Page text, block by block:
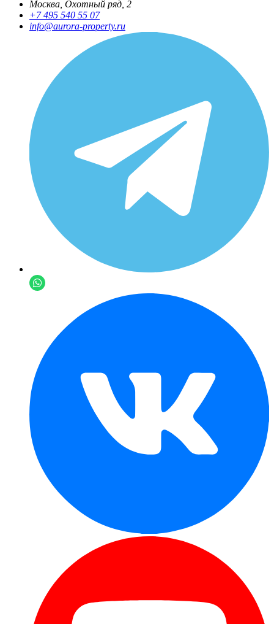
Москва, Охотный ряд, 2
+7 495 540 55 07
info@aurora-property.ru